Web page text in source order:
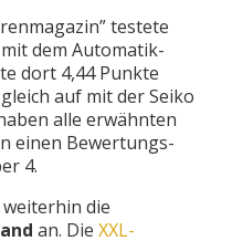
testete
mit dem Automatik-
dort 4,44 Punkte
auf mit der Seiko
alle erwähnten
einen Bewertungs-
4.
die
an. Die XXL-